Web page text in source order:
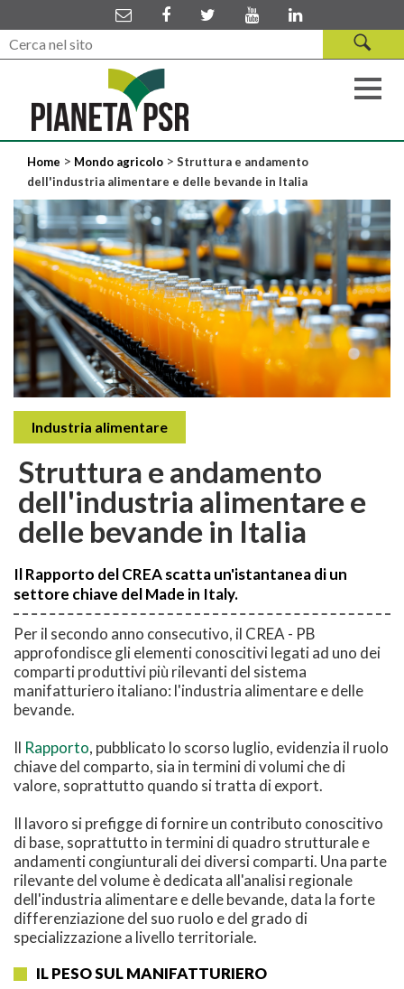
Home > Mondo agricolo > Struttura e andamento
dell'industria alimentare e delle bevande in Italia
Industria alimentare
Struttura e andamento
dell'industria alimentare e
delle bevande in Italia
Il Rapporto del CREA scatta un'istantanea di un
settore chiave del Made in Italy.
Per il secondo anno consecutivo, il CREA - PB
approfondisce gli elementi conoscitivi legati ad uno dei
comparti produttivi più rilevanti del sistema
manifatturiero italiano: l'industria alimentare e delle
bevande.
Il Rapporto, pubblicato lo scorso luglio, evidenzia il ruolo
chiave del comparto, sia in termini di volumi che di
valore, soprattutto quando si tratta di export.
Il lavoro si prefigge di fornire un contributo conoscitivo
di base, soprattutto in termini di quadro strutturale e
andamenti congiunturali dei diversi comparti. Una parte
rilevante del volume è dedicata all'analisi regionale
dell'industria alimentare e delle bevande, data la forte
differenziazione del suo ruolo e del grado di
specializzazione a livello territoriale.
IL PESO SUL MANIFATTURIERO